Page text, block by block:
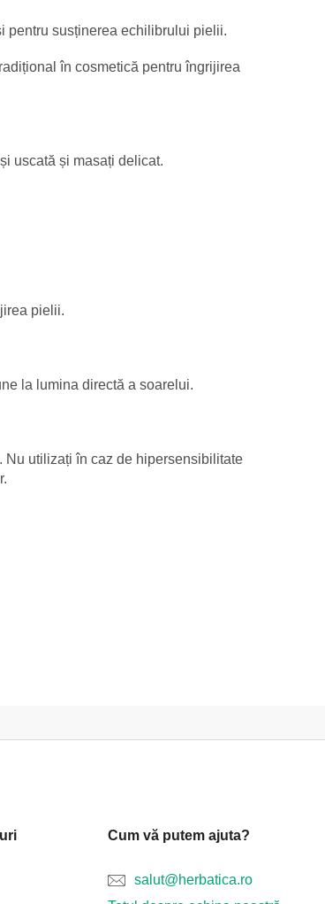
pentru susținerea echilibrului pielii.
în cosmetică pentru îngrijirea
uscată și masați delicat.
pielii.
la lumina directă a soarelui.
Nu utilizați în caz de hipersensibilitate
Cum vă putem ajuta?
salut@herbatica.ro